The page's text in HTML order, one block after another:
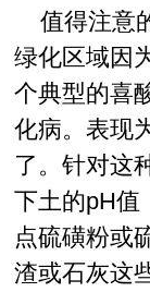
值得注意
绿化区域因
个典型的喜
化病。表现
了。针对这
下土的pH值
点硫磺粉或
渣或石灰这